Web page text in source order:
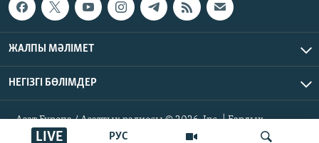
РУС
LIVE
ЖАЛПЫ МӘЛІМЕТ
НЕГІЗГІ БӨЛІМДЕР
Азат Еуропа / Азаттық радиосы © 2026, Inc. | Барлық
құқықтары қорғалған